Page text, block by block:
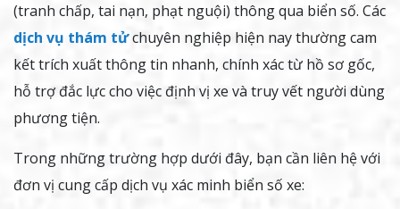
(tranh chấp, tai nạn, phạt nguội) thông qua biển số. Các
dịch vụ thám tửchuyên nghiệp hiện nay thường cam
kết trích xuất thông tin nhanh, chính xác từ hồ sơ gốc,
hỗ trợ đắc lực cho việc định vị xe và truy vết người dùng
phương tiện.
Trong những trường hợp dưới đây, bạn cần liên hệ với
đơn vị cung cấp dịch vụ xác minh biển số xe: